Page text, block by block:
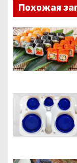
и
я
п
о
з
а
п
Похожая